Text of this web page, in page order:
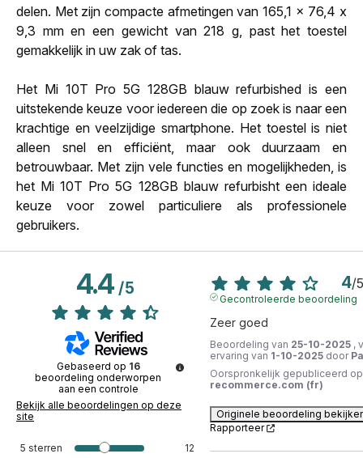
delen. Met zijn compacte afmetingen van 165,1 x 76,4 x
9,3 mm en een gewicht van 218 g, past het toestel
gemakkelijk in uw zak of tas.
Het Mi 10T Pro 5G 128GB blauw refurbished is een
uitstekende keuze voor iedereen die op zoek is naar een
krachtige en veelzijdige smartphone. Het toestel is niet
alleen snel en efficiënt, maar ook duurzaam en
betrouwbaar. Met zijn vele functies en mogelijkheden, is
het Mi 10T Pro 5G 128GB blauw refurbisht een ideale
keuze voor zowel particuliere als professionele
gebruikers.
4.4/5
Gebaseerd op 16
beoordeling onderworpen
aan een controle
Bekijk alle beoordelingen op deze
site
5 sterren
12
4/5
Gecontroleerde beoordeling
Zeer goed
Beoordeling van 25-10-2025 ,
ervaring van 1-10-2025 door
Oorspronkelijk gepubliceerd op
recommerce.com (fr)
Originele beoordeling
Rapporteer